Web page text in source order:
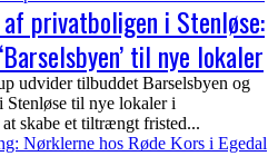
privatboligen i Stenløse:
til nye lokaler
udvider tilbuddet Barselsbyen og
til nye lokaler i
skabe et tiltrængt fristed...
Nørklerne hos Røde Kors i Egedal